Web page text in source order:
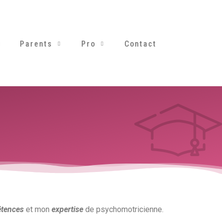
Parents Pro Contact
et mon expertise de psychomotricienne.